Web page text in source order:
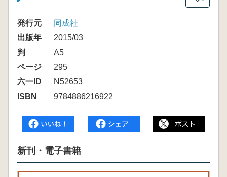
発行元
同成社
出版年
2015/03
判
A5
ページ
295
六一ID
N52653
ISBN
9784886216922
新刊・電子書籍